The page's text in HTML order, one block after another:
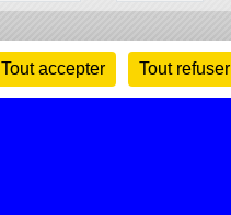
Tout accepter Tout refuser